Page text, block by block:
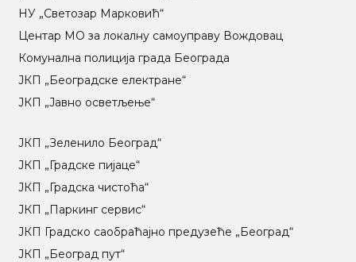
НУ „Светозар Марковић“
Центар МO за локалну самоуправу Вождовац
Комунална полиција града Београда
ЈКП „Београдске електране“
ЈКП „Јавно осветљење“
ЈКП „Зеленило Београд“
ЈКП „Градске пијаце“
ЈКП „Градска чистоћа“
ЈКП „Паркинг сервис“
ЈКП Градско саобраћајно предузеће „Београд“
ЈКП „Београд пут“